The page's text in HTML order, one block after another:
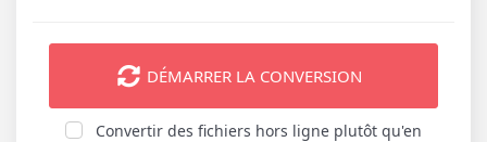
DÉMARRER LA CONVERSION
Convertir des fichiers hors ligne plutôt qu'en